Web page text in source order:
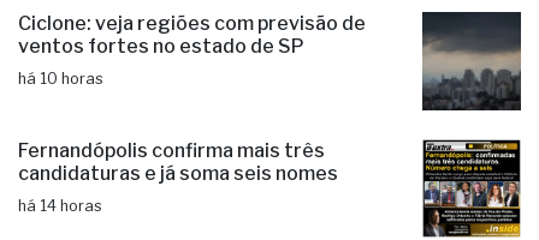
Ciclone: veja regiões com previsão de
ventos fortes no estado de SP
há 10 horas
Fernandópolis confirma mais três
candidaturas e já soma seis nomes
há 14 horas